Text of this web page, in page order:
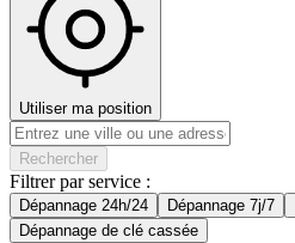
Utiliser ma position
Rechercher
Filtrer par service :
Dépannage 24h/24 Dépannage 7j/7
Dépannage de clé cassée